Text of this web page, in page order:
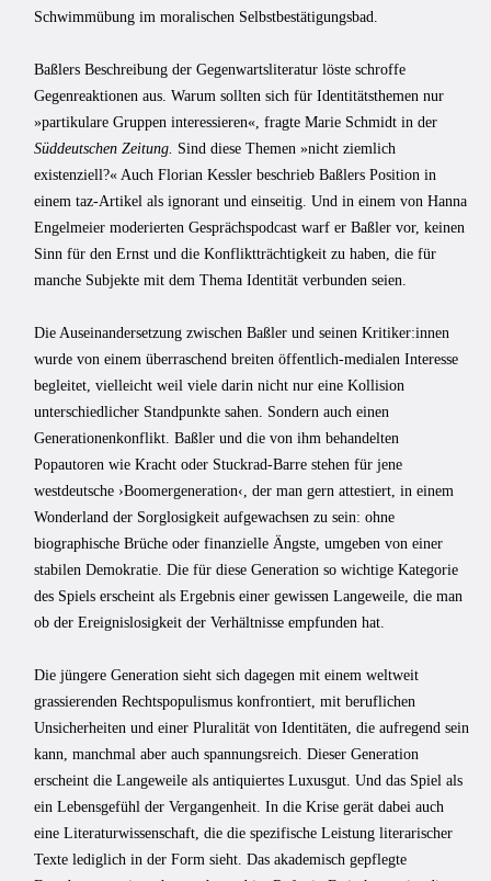
Schwimmübung im moralischen Selbstbestätigungsbad.
Baßlers Beschreibung der Gegenwartsliteratur löste schroffe
Gegenreaktionen aus. Warum sollten sich für Identitätsthemen nur
»partikulare Gruppen interessieren«, fragte Marie Schmidt in der
Süddeutschen Zeitung. Sind diese Themen »nicht ziemlich
existenziell?« Auch Florian Kessler beschrieb Baßlers Position in
einem taz-Artikel als ignorant und einseitig. Und in einem von Hanna
Engelmeier moderierten Gesprächspodcast warf er Baßler vor, keinen
Sinn für den Ernst und die Konfliktträchtigkeit zu haben, die für
manche Subjekte mit dem Thema Identität verbunden seien.
Die Auseinandersetzung zwischen Baßler und seinen Kritiker:innen
wurde von einem überraschend breiten öffentlich-medialen Interesse
begleitet, vielleicht weil viele darin nicht nur eine Kollision
unterschiedlicher Standpunkte sahen. Sondern auch einen
Generationenkonflikt. Baßler und die von ihm behandelten
Popautoren wie Kracht oder Stuckrad-Barre stehen für jene
westdeutsche ›Boomergeneration‹, der man gern attestiert, in einem
Wonderland der Sorglosigkeit aufgewachsen zu sein: ohne
biographische Brüche oder finanzielle Ängste, umgeben von einer
stabilen Demokratie. Die für diese Generation so wichtige Kategorie
des Spiels erscheint als Ergebnis einer gewissen Langeweile, die man
ob der Ereignislosigkeit der Verhältnisse empfunden hat.
Die jüngere Generation sieht sich dagegen mit einem weltweit
grassierenden Rechtspopulismus konfrontiert, mit beruflichen
Unsicherheiten und einer Pluralität von Identitäten, die aufregend sein
kann, manchmal aber auch spannungsreich. Dieser Generation
erscheint die Langeweile als antiquiertes Luxusgut. Und das Spiel als
ein Lebensgefühl der Vergangenheit. In die Krise gerät dabei auch
eine Literaturwissenschaft, die die spezifische Leistung literarischer
Texte lediglich in der Form sieht. Das akademisch gepflegte